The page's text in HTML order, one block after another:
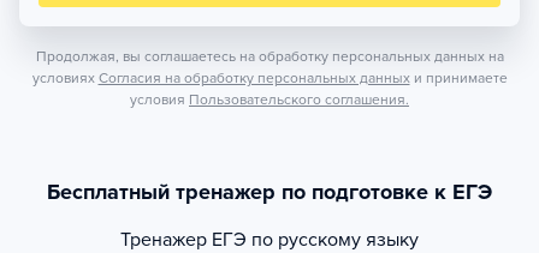
Продолжая, вы соглашаетесь на обработку персональных данных на
условиях Согласия на обработку персональных данных и принимаете
условия Пользовательского соглашения.
Бесплатный тренажер по подготовке к ЕГЭ
Тренажер ЕГЭ по русскому языку